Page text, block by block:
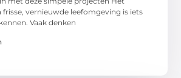
frisse, vernieuwde leefomgeving is iets
Vaak denken